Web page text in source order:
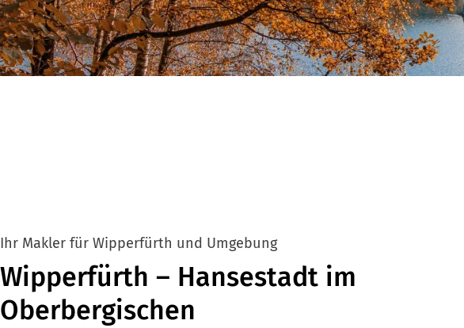
Ihr Makler für Wipperfürth und Umgebung
Wipperfürth – Hansestadt im
Oberbergischen